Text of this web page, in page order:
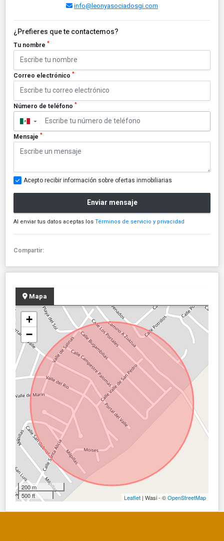
info@leonyasociadosgi.com
¿Prefieres que te contactemos?
Tu nombre *
Correo electrónico *
Número de teléfono *
▼
Mensaje *
Acepto recibir información sobre ofertas inmobiliarias
Enviar mensaje
Al enviar tus datos aceptas los Términos de servicio y privacidad
Compartir:
Mapa
+
−
200 m
500 ft
Leaflet | Wasi - ©OpenStreetMap